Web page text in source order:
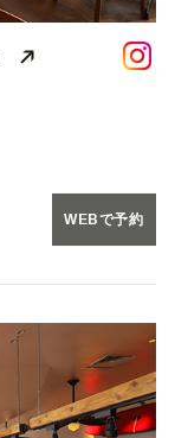
WEBで予約